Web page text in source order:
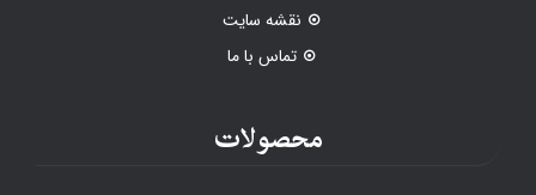
نقشه سایت
تماس با ما
محصولات